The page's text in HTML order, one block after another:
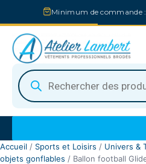
au
contenu
Minimum de commande
Recherche
de
produits
Accueil / Sports et Loisirs / Univers &
objets gonflables / Ballon football